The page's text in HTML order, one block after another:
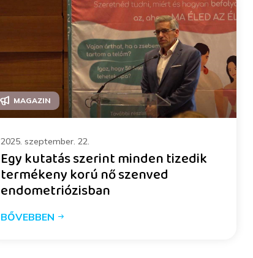
MAGAZIN
2025. szeptember. 22.
Egy kutatás szerint minden tizedik
termékeny korú nő szenved
endometriózisban
BŐVEBBEN